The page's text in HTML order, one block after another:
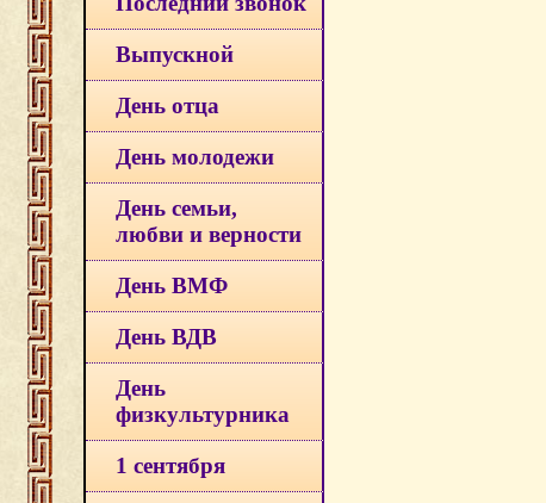
Выпускной
День отца
День молодежи
День семьи,
любви и верности
День ВМФ
День ВДВ
День
физкультурника
1 сентября